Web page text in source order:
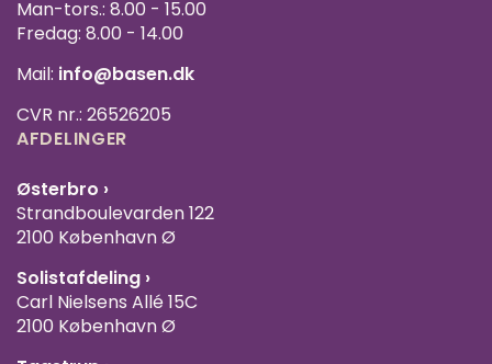
Man-tors.: 8.00 - 15.00
Fredag: 8.00 - 14.00
Mail: info@basen.dk
CVR nr.: 26526205
AFDELINGER
Østerbro ›
Strandboulevarden 122
2100 København Ø
Solistafdeling ›
Carl Nielsens Allé 15C
2100 København Ø